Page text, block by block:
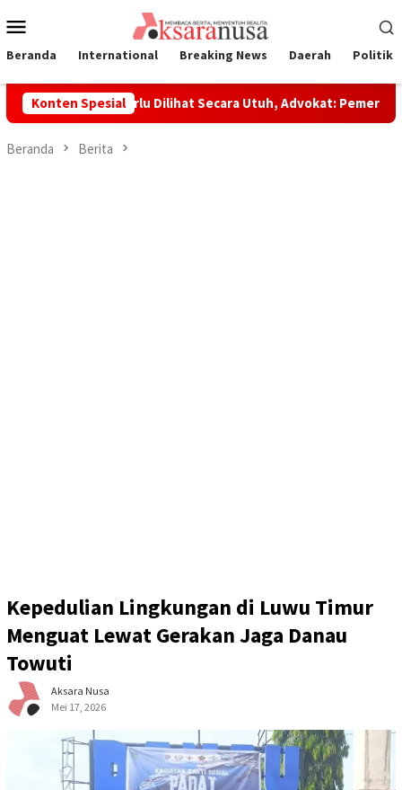
ke
Mobile
Beranda International Breaking News Daerah Politik
Konten Spesial
Dinilai Perlu Dilihat Secara Utuh, Advokat: Pemerintah
Beranda Berita
Kepedulian Lingkungan di Luwu Timur
Menguat Lewat Gerakan Jaga Danau
Towuti
Aksara Nusa
Mei 17, 2026